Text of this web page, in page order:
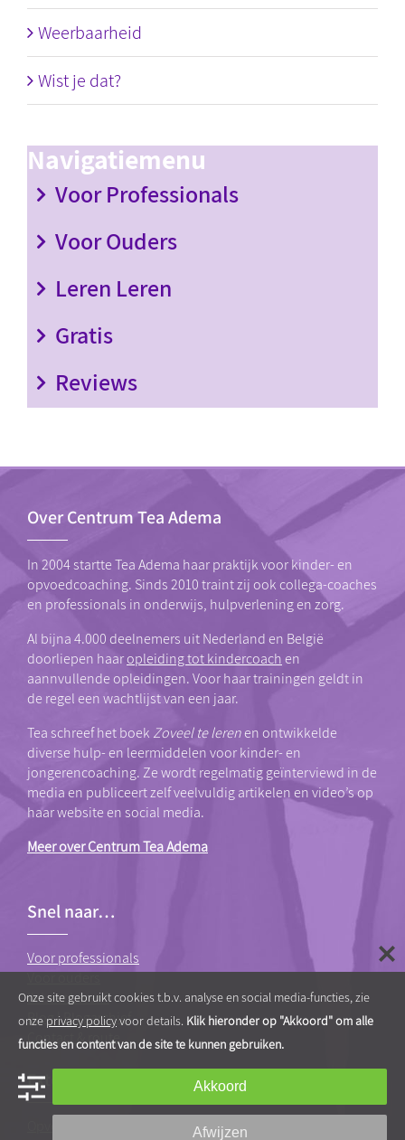
Weerbaarheid
Wist je dat?
Navigatiemenu
Voor Professionals
Voor Ouders
Leren Leren
Gratis
Reviews
Over Centrum Tea Adema
In 2004 startte Tea Adema haar praktijk voor kinder- en
opvoedcoaching. Sinds 2010 traint zij ook collega-coaches
en professionals in onderwijs, hulpverlening en zorg.
Al bijna 4.000 deelnemers uit Nederland en België
doorliepen haaropleiding tot kindercoachen
aannvullende opleidingen. Voor haar trainingen geldt in
de regel een wachtlijst van een jaar.
Tea schreef het boek Zoveel te lerenen ontwikkelde
diverse hulp- en leermiddelen voor kinder- en
jongerencoaching. Ze wordt regelmatig geïnterviewd in de
media en publiceert zelf veelvuldig artikelen en video’s op
haar website en social media.
Meer over Centrum Tea Adema
Snel naar…
Voor professionals
Voor ouders
Ik Leer Leren®
Blog|Blogarchief
Contact & route
Externe links
(e-learning site)
Onze site gebruikt cookies t.b.v. analyse en social media-functies, zie
onze privacy policyvoor details. Klik hieronder op "Akkoord" om alle
functies en content van de site te kunnen gebruiken.
Akkoord
Afwijzen